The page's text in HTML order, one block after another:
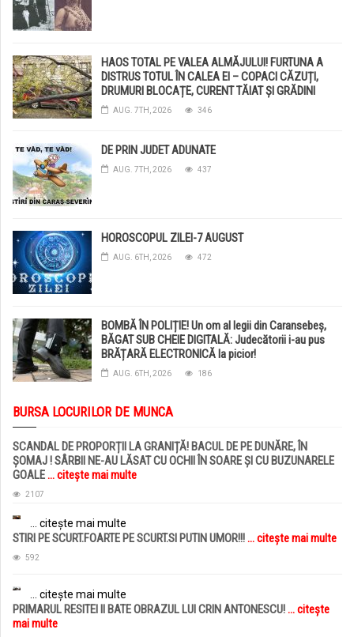
HAOS TOTAL PE VALEA ALMĂJULUI! FURTUNA A
DISTRUS TOTUL ÎN CALEA EI – COPACI CĂZUȚI,
DRUMURI BLOCAȚE, CURENT TĂIAT ȘI GRĂDINI
DISTRUSE DE GRINDINĂ!
AUG. 7TH, 2026 346
DE PRIN JUDET ADUNATE
AUG. 7TH, 2026 437
HOROSCOPUL ZILEI-7 AUGUST
AUG. 6TH, 2026 472
BOMBĂ ÎN POLIȚIE! Un om al legii din Caransebeș,
BĂGAT SUB CHEIE DIGITALĂ: Judecătorii i-au pus
BRĂȚARĂ ELECTRONICĂ la picior!
AUG. 6TH, 2026 186
BURSA LOCURILOR DE MUNCA
SCANDAL DE PROPORȚII LA GRANIȚĂ! BACUL DE PE DUNĂRE, ÎN
ȘOMAJ ! SÂRBII NE-AU LĂSAT CU OCHII ÎN SOARE ȘI CU BUZUNARELE
GOALE... citește mai multe
2107
... citește mai multe
STIRI PE SCURT.FOARTE PE SCURT.SI PUTIN UMOR!!!... citește mai multe
592
... citește mai multe
PRIMARUL RESITEI II BATE OBRAZUL LUI CRIN ANTONESCU!... citește
mai multe